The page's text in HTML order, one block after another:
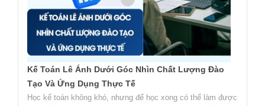
Kế Toán Lê Ánh Dưới Góc Nhìn Chất Lượng Đào
Tạo Và Ứng Dụng Thực Tế
Học kế toán không khó, nhưng để học xong có thể làm được